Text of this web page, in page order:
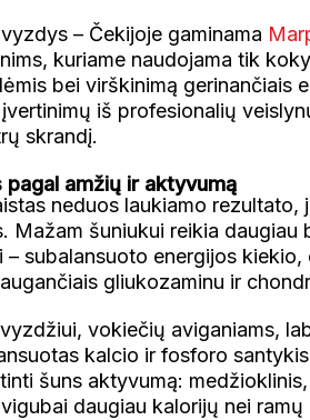
– Čekijoje gaminama
kuriame naudojama tik
bei virškinimą gerinančiais
iš profesionalių
skrandį.
amžių ir aktyvumą
neduos laukiamo
Mažam šuniukui reikia
– subalansuoto energijos
gliukozaminu ir
vokiečių aviganiams,
kalcio ir fosforo
šuns aktyvumą:
daugiau kalorijų nei